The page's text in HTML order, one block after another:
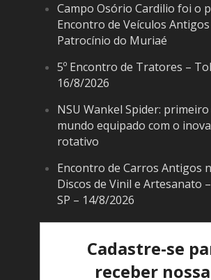
Campo Osório Cardilio foi o
Encontro de Veículos
Patrocínio do Muriaé
5º Encontro de Tratores –
16/8/2026
NSU Wankel Spider:
mundo equipado com o
rotativo
Encontro de Carros Antigos
Discos de Vinil e Artesanato
SP – 14/8/2026